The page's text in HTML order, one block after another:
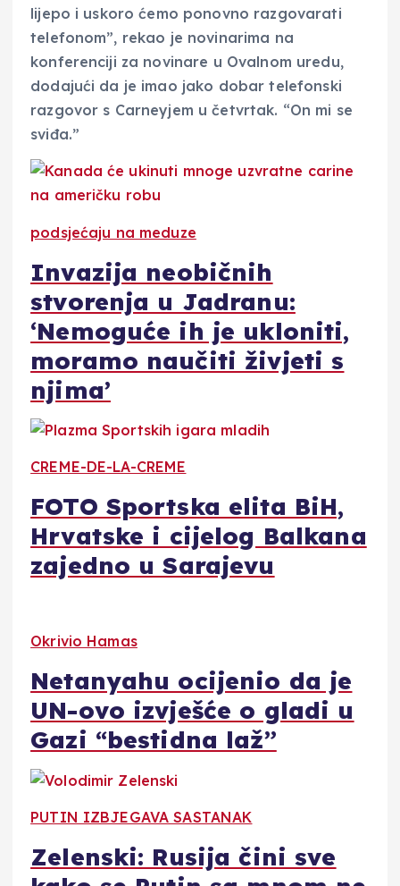
lijepo i uskoro ćemo ponovno razgovarati
telefonom”, rekao je novinarima na
konferenciji za novinare u Ovalnom uredu,
dodajući da je imao jako dobar telefonski
razgovor s Carneyjem u četvrtak. “On mi se
sviđa.”
podsjećaju na meduze
Invazija neobičnih
stvorenja u Jadranu:
‘Nemoguće ih je ukloniti,
moramo naučiti živjeti s
njima’
CREME-DE-LA-CREME
FOTO Sportska elita BiH,
Hrvatske i cijelog Balkana
zajedno u Sarajevu
Okrivio Hamas
Netanyahu ocijenio da je
UN-ovo izvješće o gladi u
Gazi “bestidna laž”
PUTIN IZBJEGAVA SASTANAK
Zelenski: Rusija čini sve